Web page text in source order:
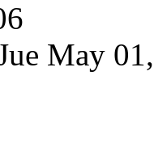
May